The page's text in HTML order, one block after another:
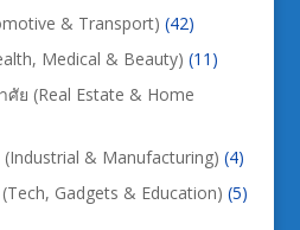
& Transport) (42)
Medical & Beauty) (11)
ย (Real Estate & Home
& Manufacturing) (4)
Gadgets & Education) (5)